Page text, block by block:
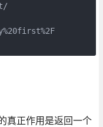
真正作用是返回一个